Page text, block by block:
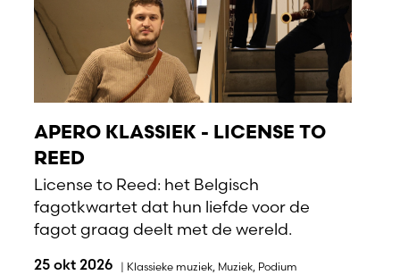
APERO KLASSIEK - LICENSE TO
REED
License to Reed: het Belgisch
fagotkwartet dat hun liefde voor de
fagot graag deelt met de wereld.
25 okt 2026 | Klassieke muziek Muziek Podium